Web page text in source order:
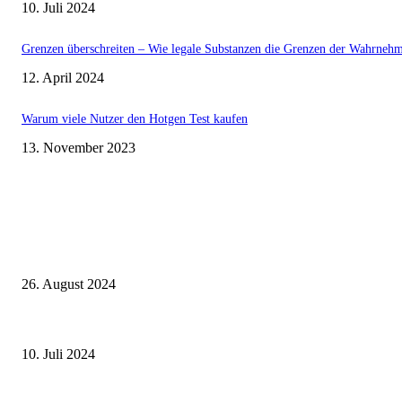
10. Juli 2024
Grenzen überschreiten – Wie legale Substanzen die Grenzen der
12. April 2024
Warum viele Nutzer den Hotgen Test kaufen
13. November 2023
26. August 2024
10. Juli 2024